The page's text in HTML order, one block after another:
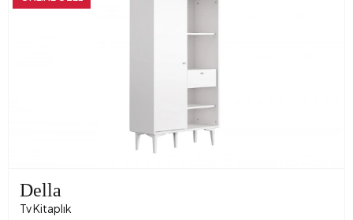
Della
Tv Kitaplık